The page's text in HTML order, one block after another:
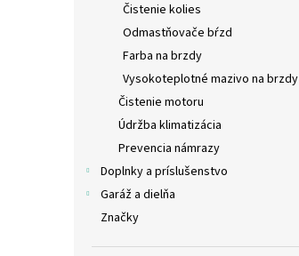
Čistenie kolies
Odmastňovače bŕzd
Farba na brzdy
Vysokoteplotné mazivo na brzdy
Čistenie motoru
Údržba klimatizácia
Prevencia námrazy
Doplnky a príslušenstvo
Garáž a dielňa
Značky